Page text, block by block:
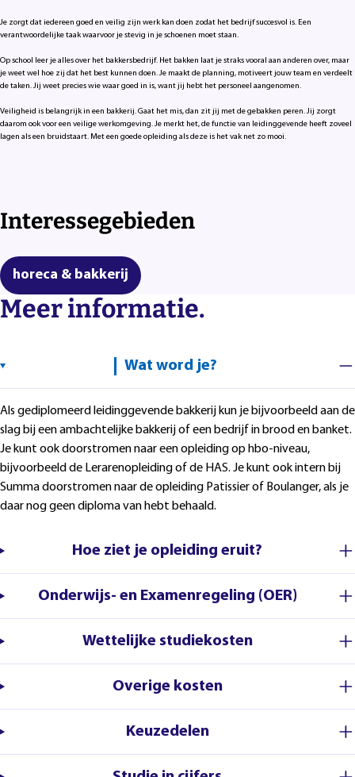
Je zorgt dat iedereen goed en veilig zijn werk kan doen zodat het bedrijf succesvol is. Een
verantwoordelijke taak waarvoor je stevig in je schoenen moet staan.
Op school leer je alles over het bakkersbedrijf. Het bakken laat je straks vooral aan anderen over, maar
je weet wel hoe zij dat het best kunnen doen. Je maakt de planning, motiveert jouw team en verdeelt
de taken. Jij weet precies wie waar goed in is, want jij hebt het personeel aangenomen.
Veiligheid is belangrijk in een bakkerij. Gaat het mis, dan zit jij met de gebakken peren. Jij zorgt
daarom ook voor een veilige werkomgeving. Je merkt het, de functie van leidinggevende heeft zoveel
lagen als een bruidstaart. Met een goede opleiding als deze is het vak net zo mooi.
Interessegebieden
horeca & bakkerij
Meer informatie.
Wat word je?
Als gediplomeerd leidinggevende bakkerij kun je bijvoorbeeld aan de
slag bij een ambachtelijke bakkerij of een bedrijf in brood en banket.
Je kunt ook doorstromen naar een opleiding op hbo-niveau,
bijvoorbeeld de Lerarenopleiding of de HAS. Je kunt ook intern bij
Summa doorstromen naar de opleiding Patissier of Boulanger, als je
daar nog geen diploma van hebt behaald.
Hoe ziet je opleiding eruit?
Onderwijs- en Examenregeling (OER)
Wettelijke studiekosten
Overige kosten
Keuzedelen